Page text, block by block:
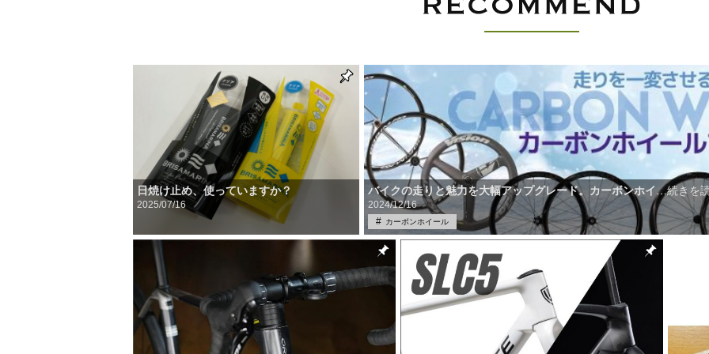
日焼け止め、使っていますか？
2025/07/16
バイクの走りと魅力を大幅アップグレード。カーボンホイ …続きを
2024/12/16
カーボンホイール